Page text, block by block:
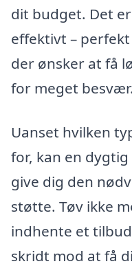
dit budget. Det
effektivt –
der ønsker at få
for meget besvær.
Uanset hvilken
for, kan en
give dig den
støtte. Tøv ikke
indhente et
skridt mod at få